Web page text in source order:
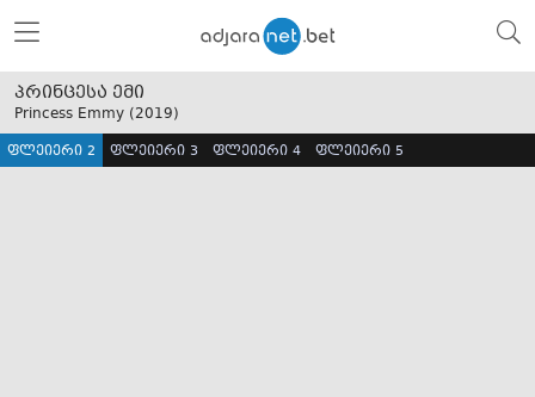
პრინცესა ემი
Princess Emmy (2019)
ფლეიერი 2 ფლეიერი 3 ფლეიერი 4 ფლეიერი 5